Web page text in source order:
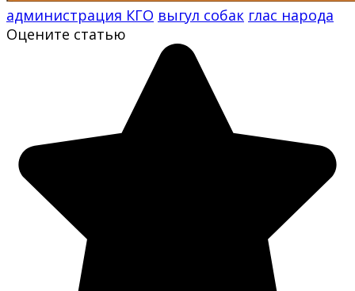
администрация КГО выгул собак глас народа
Оцените статью